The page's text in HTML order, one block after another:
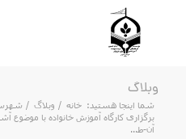
وبلاگ
شما اینجا هستید: خانه / وبلاگ /
برگزاری کارگاه آموزش خانواده با موضوع
آن-ط...